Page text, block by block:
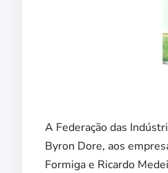
A Federação das
Byron Dore, aos
Formiga e Ricardo